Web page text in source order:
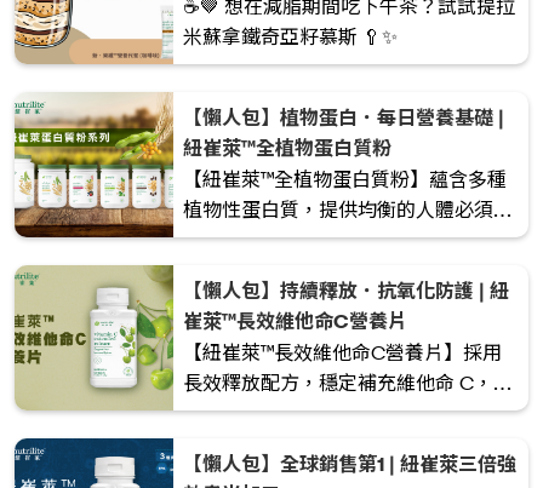
慕斯🤎
☕️🤎 想在減脂期間吃下午茶？試試提拉
米蘇拿鐵奇亞籽慕斯 🥄✨
【懶人包】植物蛋白．每日營養基礎 |
紐崔萊™全植物蛋白質粉
【紐崔萊™全植物蛋白質粉】蘊含多種
植物性蛋白質，提供均衡的人體必須胺
基酸，幫助補充日常蛋白質所需，適合
充蛋白質的人士。
【懶人包】持續釋放．抗氧化防護 | 紐
崔萊™長效維他命C營養片
【紐崔萊™長效維他命C營養片】採用
長效釋放配方，穩定補充維他命 C，提
供持續抗氧化支援，幫助維持免疫力與
力的人士。
【懶人包】全球銷售第1 | 紐崔萊三倍強